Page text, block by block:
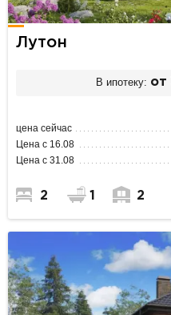
Лутон
В ипотеку: от
цена сейчас
Цена с 16.08
Цена с 31.08
2 1 2